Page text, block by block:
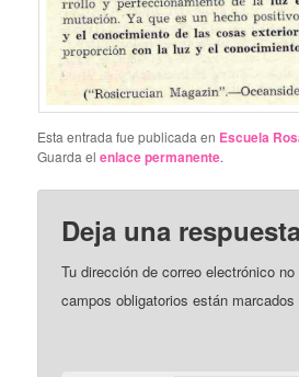
Esta entrada fue publicada en Escuela
Guarda elenlace permanente.
Deja una
Tu dirección de correo electrónico
campos obligatorios están